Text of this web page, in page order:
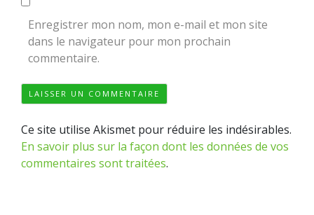
Enregistrer mon nom, mon e-mail et mon site
dans le navigateur pour mon prochain
commentaire.
Ce site utilise Akismet pour réduire les indésirables.
En savoir plus sur la façon dont les données de vos
commentaires sont traitées.